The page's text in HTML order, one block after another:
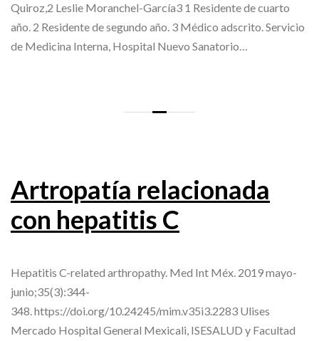
Quiroz,2 Leslie Moranchel-García3 1 Residente de cuarto
año. 2 Residente de segundo año. 3 Médico adscrito. Servicio
de Medicina Interna, Hospital Nuevo Sanatorio…
Artropatía relacionada
con hepatitis C
Hepatitis C-related arthropathy. Med Int Méx. 2019 mayo-
junio;35(3):344-
348. https://doi.org/10.24245/mim.v35i3.2283 Ulises
Mercado Hospital General Mexicali, ISESALUD y Facultad